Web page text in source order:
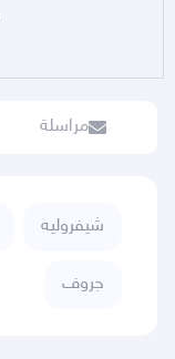
مراسلة
شيفروليه
جروف